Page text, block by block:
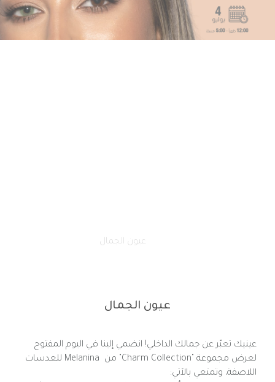
عيون الجمال
عيون الجمال
عينيك تعبّر عن جمالك الداخلي! انضمي إلينا في اليوم المفتوح
لعرض مجموعة "Charm Collection" من Melanina للعدسات
اللاصقة، وتمتعي بالآتي: